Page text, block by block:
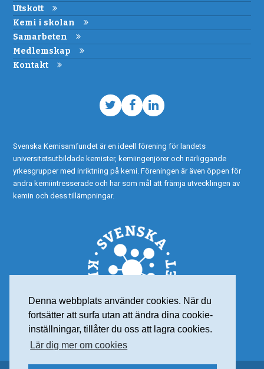
Denna webbplats använder cookies. När du
fortsätter att surfa utan att ändra dina cookie-
inställningar, tillåter du oss att lagra cookies.
Lär dig mer om cookies
Utskott
Kemi i skolan
Samarbeten
Medlemskap
Kontakt
TwitterFacebook
LinkedIn
Svenska Kemisamfundet är en ideell förening för landets
universitetsutbildade kemister, kemiingenjörer och närliggande
yrkesgrupper med inriktning på kemi. Föreningen är även öppen för
andra kemiintresserade och har som mål att främja utvecklingen av
kemin och dess tillämpningar.